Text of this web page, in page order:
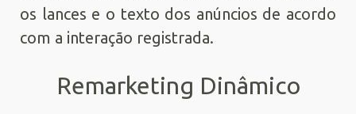
os lances e o texto dos anúncios de acordo
com a interação registrada.
Remarketing Dinâmico